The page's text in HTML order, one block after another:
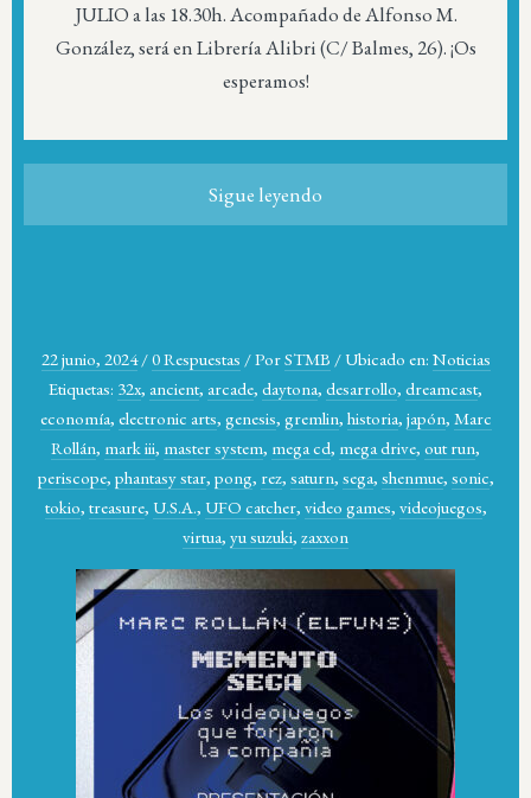
JULIO a las 18.30h. Acompañado de Alfonso M.
González, será en Librería Alibri (C/ Balmes, 26). ¡Os
esperamos!
Sigue leyendo
22 junio, 2024 /0 Respuestas /PorSTMB / Ubicado en: Noticias
Etiquetas: 32x, ancient, arcade, daytona, desarrollo, dreamcast,
economía, electronic arts, genesis, gremlin, historia, japón, Marc
Rollán, mark iii, master system, mega cd, mega drive, out run,
periscope, phantasy star, pong, rez, saturn, sega, shenmue, sonic,
tokio, treasure, U.S.A., UFO catcher, video games, videojuegos,
virtua, yu suzuki, zaxxon